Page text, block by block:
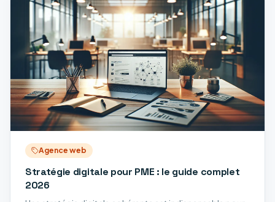
Agence web
Stratégie digitale pour PME : le guide complet
2026